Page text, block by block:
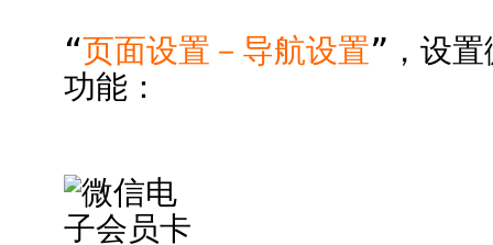
“页面设置－导航设置”，设
功能：